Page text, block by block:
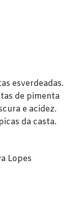
esverdeadas.
de pimenta
e acidez.
da casta.
Lopes